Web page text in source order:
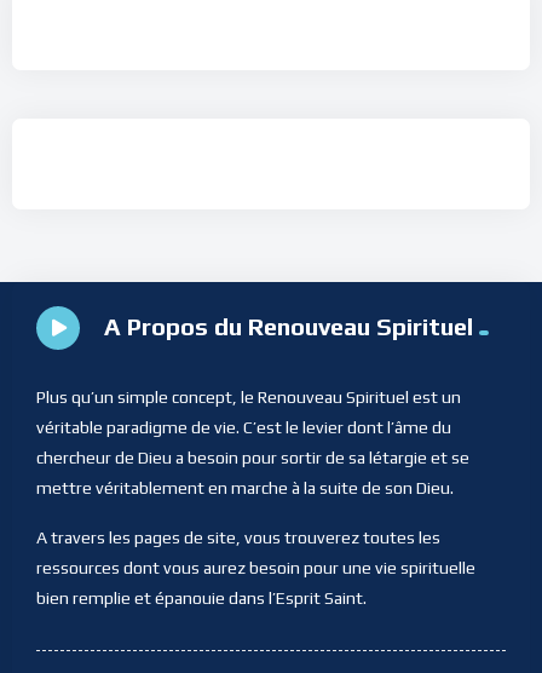
A Propos du Renouveau Spirituel
Plus qu’un simple concept, le Renouveau Spirituel est un
véritable paradigme de vie. C’est le levier dont l’âme du
chercheur de Dieu a besoin pour sortir de sa létargie et se
mettre véritablement en marche à la suite de son Dieu.
A travers les pages de site, vous trouverez toutes les
ressources dont vous aurez besoin pour une vie spirituelle
bien remplie et épanouie dans l’Esprit Saint.